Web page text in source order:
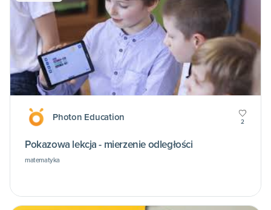
Photon Education 2
Pokazowa lekcja - mierzenie odległości
matematyka